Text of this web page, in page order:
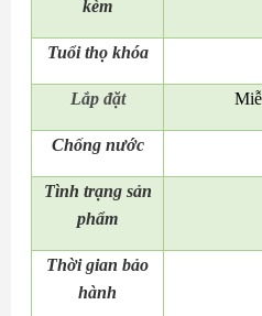
kèm
Tuổi thọ khóa
Lắp đặt
Chống nước
Tình trạng sản
phẩm
Thời gian bảo
hành